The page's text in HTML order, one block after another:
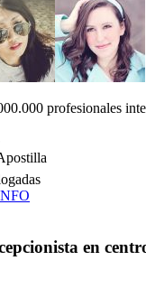
profesionales
en